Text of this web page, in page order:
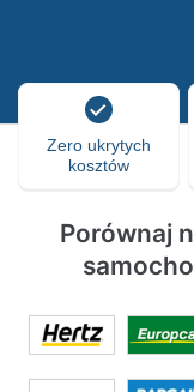
Zero ukrytych
kosztów
Porównaj